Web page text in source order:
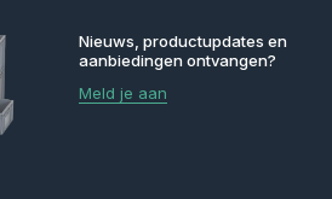
Nieuws, productupdates en
aanbiedingen ontvangen?
Meld je aan